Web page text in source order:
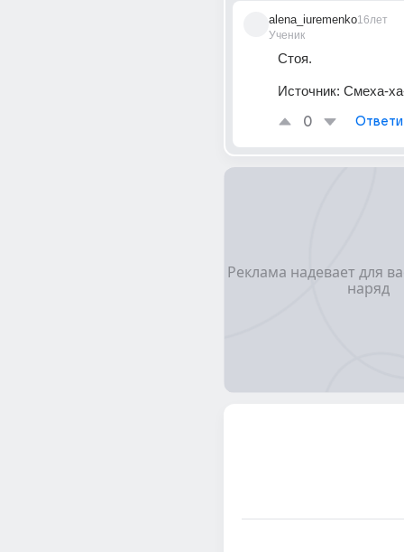
alena_iuremenko
Ученик
16лет
Стоя.
Источник: Смеха-
0